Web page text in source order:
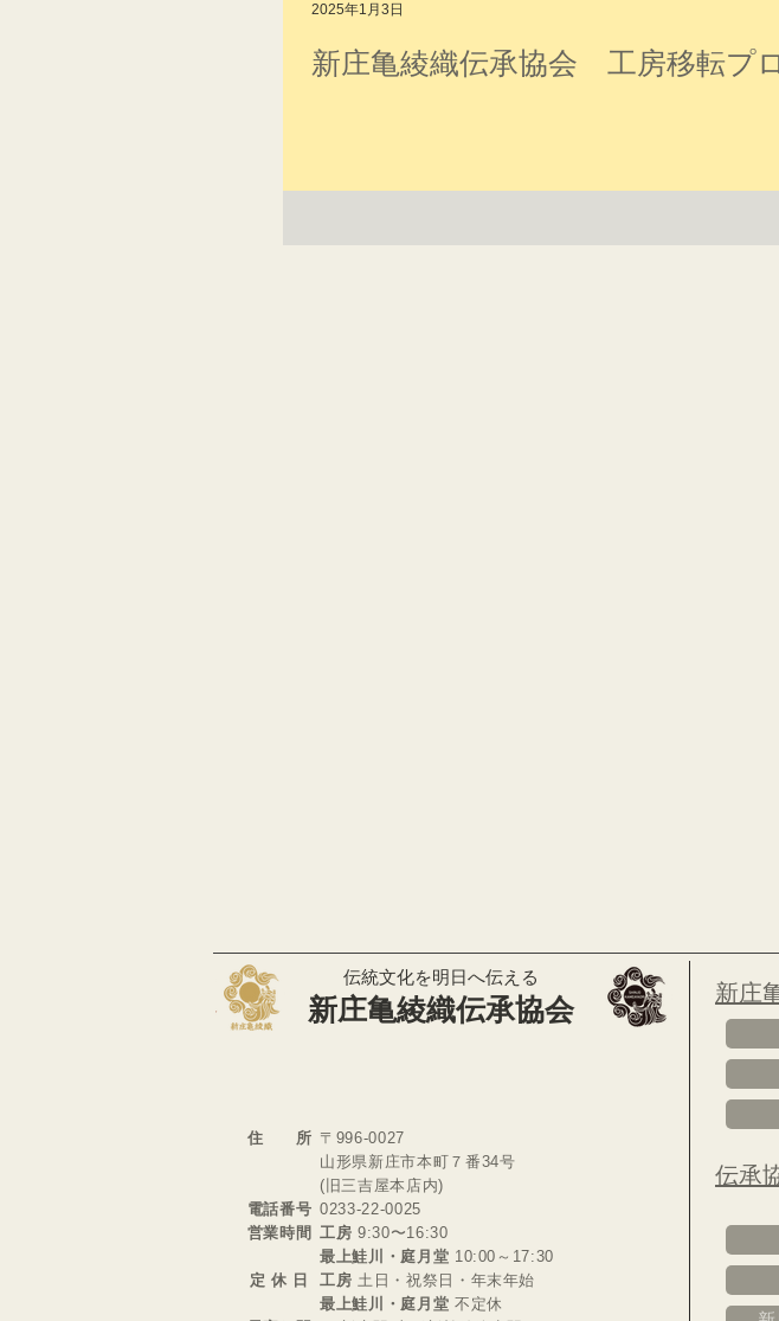
新庄亀綾織伝承協会 工房移転プ
2025年1月3日
​新庄亀綾織伝承協会
​伝統文化を明日へ伝える
住 所
電話番号
営業時間
定 休 日
〒996-0027
山形県新庄市本町７番34号
(旧三吉屋本店内)
0233-22-0025
工房 9:30〜16:30
最上鮭川・庭月堂 10:00～17:30
工房 土日・祝祭日・年末年始
最上鮭川・庭月堂 不定休
新庄
伝承